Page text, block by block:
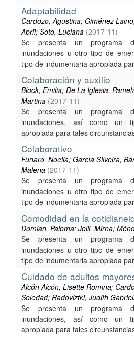
Adaptabilidad
Cardozo, Agustina; Giménez
Abril; Soto, Luciana (2017-11)
Se presenta un programa
inundaciones u otro tipo de
tipo de indumentaria apropiada
Colaboración y auxilio
Block, Emilia; De La Iglesia,
Martina (2017-11)
Se presenta un programa
inundaciones, así como un
apropiada para tales
Colaborativo
Funaro, Noelia; García Silveira,
Malena (2017-11)
Se presenta un programa
inundaciones u otro tipo de
tipo de indumentaria apropiada
Comodidad en la
Domian, Paloma; Jolli, Mirna;
Se presenta un programa
inundaciones u otro tipo de
tipo de indumentaria apropiada
Cuidado de adultos
Alcón Alcón, Lisette Romina;
Soledad; Radoviztki, Judith
Se presenta un programa
inundaciones, así como un
apropiada para tales